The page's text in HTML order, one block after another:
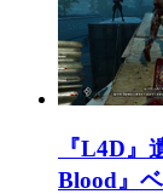
『L4D』
Blood』